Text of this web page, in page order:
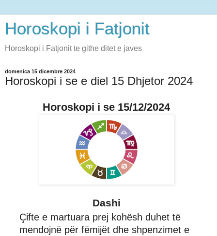
Horoskopi i Fatjonit
Horoskopi i Fatjonit te githe ditet e javes
domenica 15 dicembre 2024
Horoskopi i se e diel 15 Dhjetor 2024
Horoskopi i se 15/12/2024
Dashi
Çifte e martuara prej kohësh duhet të
mendojnë për fëmijët dhe shpenzimet e